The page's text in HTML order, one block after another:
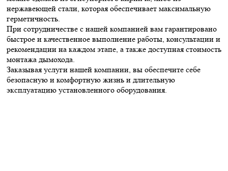
нержавеющей стали, которая обеспечивает максимальную
герметичность.
При сотрудничестве с нашей компанией вам гарантировано
быстрое и качественное выполнение работы, консультации и
рекомендации на каждом этапе, а также доступная стоимость
монтажа дымохода.
Заказывая услуги нашей компании, вы обеспечите себе
безопасную и комфортную жизнь и длительную
эксплуатацию установленного оборудования.